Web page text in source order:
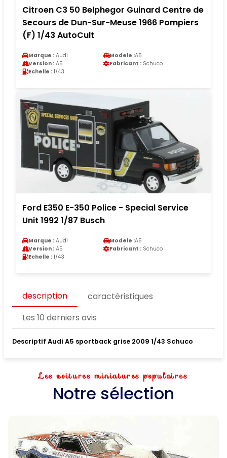
Citroen C3 50 Belphegor Guinard Centre de
Secours de Dun-Sur-Meuse 1966 Pompiers
(F) 1/43 AutoCult
Marque : Audi Modele :A5
Version : A5 Fabricant : Schuco
Echelle : 1/43
Ford E350 E-350 Police - Special Service
Unit 1992 1/87 Busch
Marque : Audi Modele :A5
Version : A5 Fabricant : Schuco
Echelle : 1/43
description
caractéristiques
Les 10 derniers avis
Descriptif Audi A5 sportback grise 2009 1/43 Schuco
Les voitures miniatures populaires
Notre sélection